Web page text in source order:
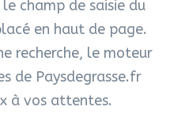
le champ de saisie du
en haut de page.
recherche, le moteur
de Paysdegrasse.fr
à vos attentes.